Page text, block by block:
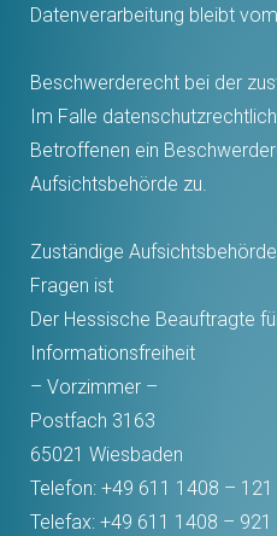
Datenverarbeitung bleibt
Beschwerderecht bei der
Im Falle
Betroffenen ein
Aufsichtsbehörde zu.
Zuständige
Fragen ist
Der Hessische Beauftragte
Informationsfreiheit
– Vorzimmer –
Postfach 3163
65021 Wiesbaden
Telefon: +49 611 1408 – 121
Telefax: +49 611 1408 – 921